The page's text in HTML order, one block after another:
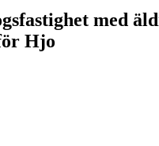
med
Hjo